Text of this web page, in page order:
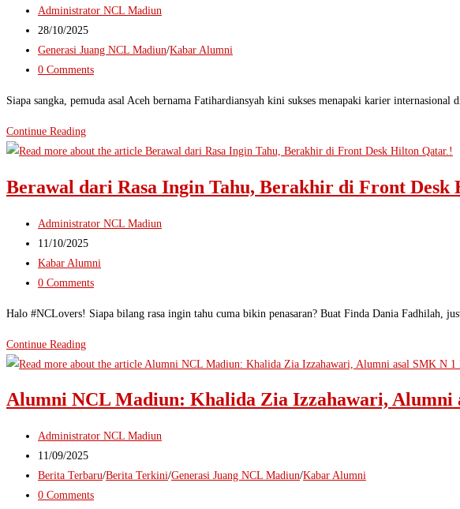
Fadilah:
Dari
Banyumas
ke
Kapal
Dunia.!
Post
author:
Administrator NCL Madiun
Post
published:
28/10/2025
Post
category:
Generasi Juang NCL Madiun/Kabar Alumni
Post
0 Comments
Siapa sangka, pemuda asal Aceh bernama Fatihardiansyah kini sukses menapaki karier
Continue ReadingKisah
Inspiratif
Alumni
Madiun
yang
Raih
American
Dream.!
Berawal dari Rasa Ingin Tahu, Berakhir di Front Desk
Post
author:
Administrator NCL Madiun
Post
published:
11/10/2025
Post
category:
Kabar Alumni
Post
0 Comments
Halo #NCLovers! Siapa bilang rasa ingin tahu cuma bikin penasaran? Buat Finda Dania
Continue ReadingBerawal
dari
Ingin
Berakhir
di
Front
Desk
Alumni NCL Madiun: Khalida Zia Izzahawari,
Post
author:
Administrator NCL Madiun
Post
published:
11/09/2025
Post
category:
Berita Terbaru/Berita Terkini/Generasi Juang NCL Madiun/Kabar Alumni
Post
0 Comments